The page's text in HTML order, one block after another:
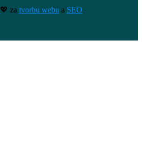
💖 za tvorbu webu a SEO